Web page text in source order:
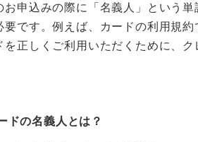
お申込みの際に「名義人」という
要です。例えば、カードの利用規
を正しくご利用いただくために、
ドの名義人とは？